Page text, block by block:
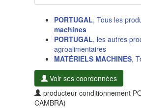
PORTUGAL, Tous les
machines
PORTUGAL, les autres
agroalimentaires
MATÉRIELS MACHINES,
Voir ses coordonnées
producteur conditionnement
CAMBRA)